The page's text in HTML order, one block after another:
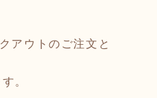
アウトのご注文と
。